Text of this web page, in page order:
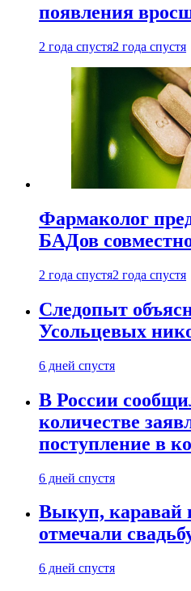
появления
2 года спустя2 года спустя
Фармаколог
БАДов
2 года спустя2 года спустя
Следопыт
Усольцевых
6 дней спустя
В России
количестве
поступление в
6 дней спустя
Выкуп, каравай
отмечали
6 дней спустя